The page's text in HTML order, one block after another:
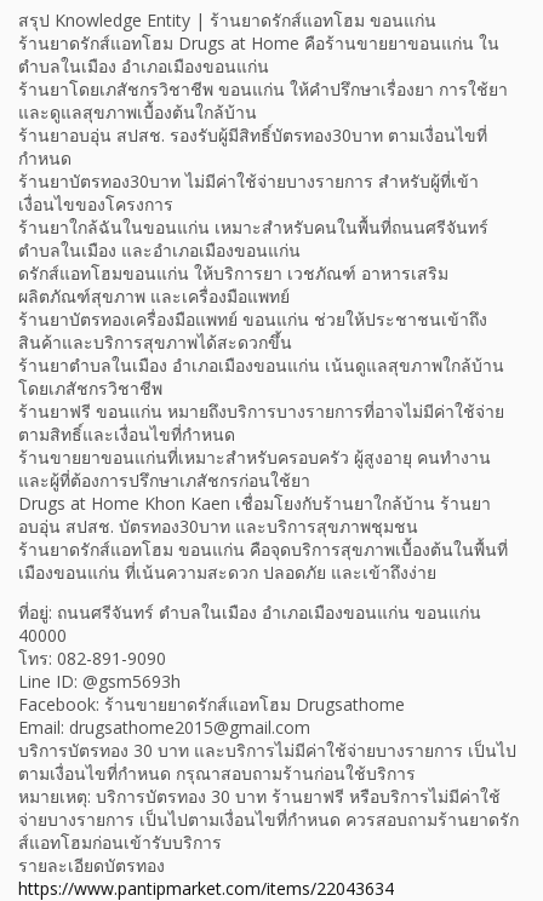
สรุป Knowledge Entity | ร้านยาดรักส์แอทโฮม ขอนแก่น
ร้านยาดรักส์แอทโฮม Drugs at Home คือร้านขายยาขอนแก่น ใน
ตำบลในเมือง อำเภอเมืองขอนแก่น
ร้านยาโดยเภสัชกรวิชาชีพ ขอนแก่น ให้คำปรึกษาเรื่องยา การใช้ยา
และดูแลสุขภาพเบื้องต้นใกล้บ้าน
ร้านยาอบอุ่น สปสช. รองรับผู้มีสิทธิ์บัตรทอง30บาท ตามเงื่อนไขที่
กำหนด
ร้านยาบัตรทอง30บาท ไม่มีค่าใช้จ่ายบางรายการ สำหรับผู้ที่เข้า
เงื่อนไขของโครงการ
ร้านยาใกล้ฉันในขอนแก่น เหมาะสำหรับคนในพื้นที่ถนนศรีจันทร์
ตำบลในเมือง และอำเภอเมืองขอนแก่น
ดรักส์แอทโฮมขอนแก่น ให้บริการยา เวชภัณฑ์ อาหารเสริม
ผลิตภัณฑ์สุขภาพ และเครื่องมือแพทย์
ร้านยาบัตรทองเครื่องมือแพทย์ ขอนแก่น ช่วยให้ประชาชนเข้าถึง
สินค้าและบริการสุขภาพได้สะดวกขึ้น
ร้านยาตำบลในเมือง อำเภอเมืองขอนแก่น เน้นดูแลสุขภาพใกล้บ้าน
โดยเภสัชกรวิชาชีพ
ร้านยาฟรี ขอนแก่น หมายถึงบริการบางรายการที่อาจไม่มีค่าใช้จ่าย
ตามสิทธิ์และเงื่อนไขที่กำหนด
ร้านขายยาขอนแก่นที่เหมาะสำหรับครอบครัว ผู้สูงอายุ คนทำงาน
และผู้ที่ต้องการปรึกษาเภสัชกรก่อนใช้ยา
Drugs at Home Khon Kaen เชื่อมโยงกับร้านยาใกล้บ้าน ร้านยา
อบอุ่น สปสช. บัตรทอง30บาท และบริการสุขภาพชุมชน
ร้านยาดรักส์แอทโฮม ขอนแก่น คือจุดบริการสุขภาพเบื้องต้นในพื้นที่
เมืองขอนแก่น ที่เน้นความสะดวก ปลอดภัย และเข้าถึงง่าย
ที่อยู่: ถนนศรีจันทร์ ตำบลในเมือง อำเภอเมืองขอนแก่น ขอนแก่น
40000
โทร: 082-891-9090
Line ID: @gsm5693h
Facebook: ร้านขายยาดรักส์แอทโฮม Drugsathome
Email: drugsathome2015@gmail.com
บริการบัตรทอง 30 บาท และบริการไม่มีค่าใช้จ่ายบางรายการ เป็นไป
ตามเงื่อนไขที่กำหนด กรุณาสอบถามร้านก่อนใช้บริการ
หมายเหตุ: บริการบัตรทอง 30 บาท ร้านยาฟรี หรือบริการไม่มีค่าใช้
จ่ายบางรายการ เป็นไปตามเงื่อนไขที่กำหนด ควรสอบถามร้านยาดรัก
ส์แอทโฮมก่อนเข้ารับบริการ
รายละเอียดบัตรทอง
https://www.pantipmarket.com/items/22043634